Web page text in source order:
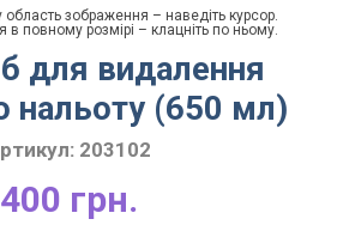
область зображення – наведіть курсор.
в повному розмірі – клацніть по ньому.
для видалення
нальоту (650 мл)
203102
400 грн.